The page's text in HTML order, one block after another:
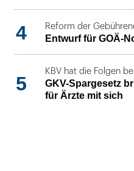
4 Reform der
Entwurf für GOÄ-
5
KBV hat die Folgen
GKV-Spargesetz
für Ärzte mit sich